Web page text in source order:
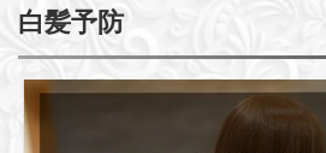
白髪予防